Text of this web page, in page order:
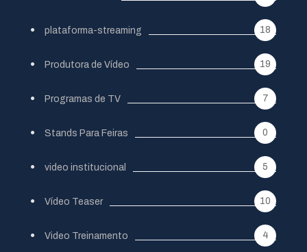
plataforma-streaming 18
Produtora de Vídeo 19
Programas de TV 7
Stands Para Feiras 0
video institucional 5
Vídeo Teaser 10
Video Treinamento 4